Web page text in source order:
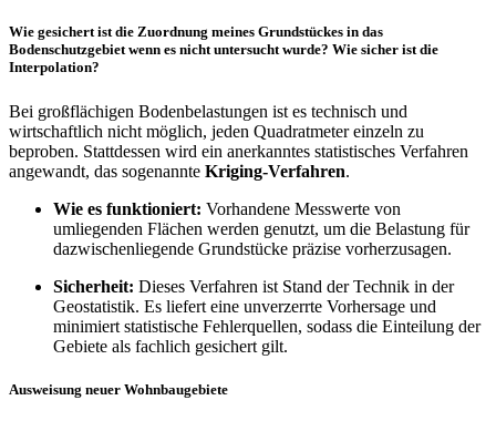
Wie gesichert ist die Zuordnung meines Grundstückes in das
Bodenschutzgebiet wenn es nicht untersucht wurde? Wie sicher ist die
Interpolation?
Bei großflächigen Bodenbelastungen ist es technisch und
wirtschaftlich nicht möglich, jeden Quadratmeter einzeln zu
beproben. Stattdessen wird ein anerkanntes statistisches Verfahren
angewandt, das sogenannte Kriging-Verfahren.
Wie es funktioniert: Vorhandene Messwerte von
umliegenden Flächen werden genutzt, um die Belastung für
dazwischenliegende Grundstücke präzise vorherzusagen.
Sicherheit: Dieses Verfahren ist Stand der Technik in der
Geostatistik. Es liefert eine unverzerrte Vorhersage und
minimiert statistische Fehlerquellen, sodass die Einteilung der
Gebiete als fachlich gesichert gilt.
Ausweisung neuer Wohnbaugebiete